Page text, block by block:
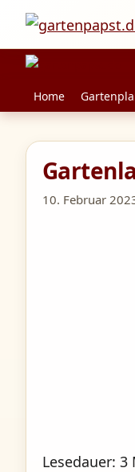
Zum
springen
Home
10. Februar
Lesedauer: 3